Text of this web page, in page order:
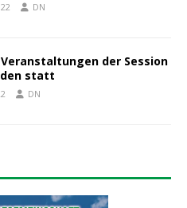
DN
der Session
statt
DN